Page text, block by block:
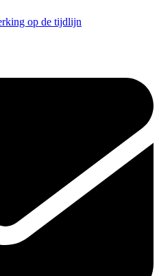
op de tijdlijn